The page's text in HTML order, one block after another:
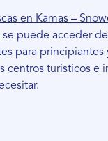
en Kamas –
puede acceder
para
centros turísticos e